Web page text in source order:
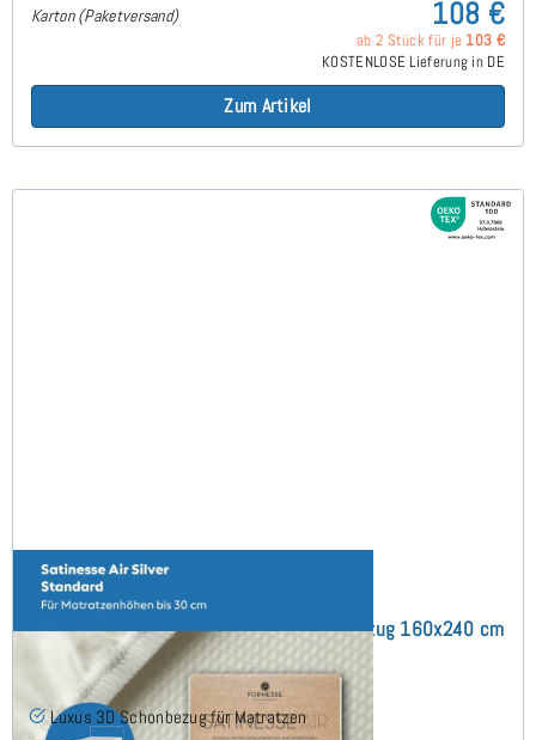
Karton (Paketversand) 108 €
ab 2 Stück für je 103 €
KOSTENLOSE Lieferung in DE
Zum Artikel
Satinesse Air Silver (bis 30cm) Schonbezug 160x240 cm
(10)
Luxus 3D Schonbezug für Matratzen